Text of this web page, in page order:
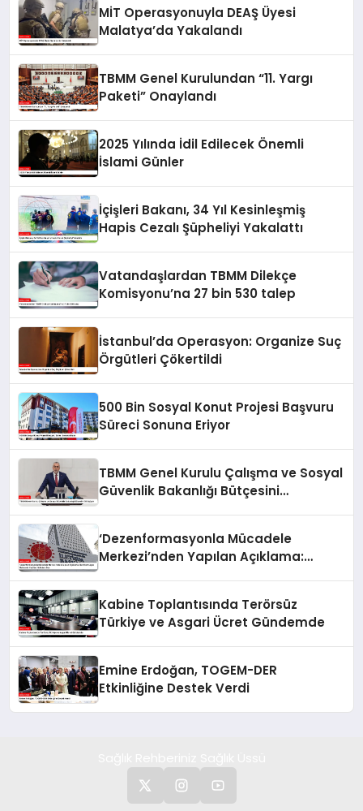
MİT Operasyonuyla DEAŞ Üyesi
Malatya’da Yakalandı
TBMM Genel Kurulundan “11. Yargı
Paketi” Onaylandı
2025 Yılında İdil Edilecek Önemli
İslami Günler
İçişleri Bakanı, 34 Yıl Kesinleşmiş
Hapis Cezalı Şüpheliyi Yakalattı
Vatandaşlardan TBMM Dilekçe
Komisyonu’na 27 bin 530 talep
İstanbul’da Operasyon: Organize Suç
Örgütleri Çökertildi
500 Bin Sosyal Konut Projesi Başvuru
Süreci Sonuna Eriyor
TBMM Genel Kurulu Çalışma ve Sosyal
Güvenlik Bakanlığı Bütçesini
‘Dezenformasyonla Mücadele
Merkezi’nden Yapılan Açıklama:
Kabine Toplantısında Terörsüz
Türkiye ve Asgari Ücret Gündemde
Emine Erdoğan, TOGEM-DER
Etkinliğine Destek Verdi